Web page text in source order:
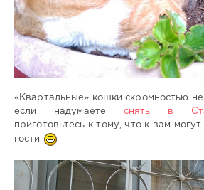
«Квартальные» кошки скромностью
если надумаете снять в
приготовьтесь к тому, что к вам
гости